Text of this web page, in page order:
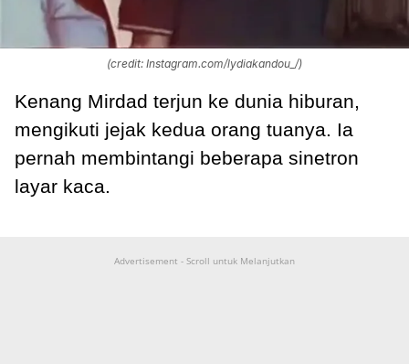
(credit: Instagram.com/lydiakandou_/)
Kenang Mirdad terjun ke dunia hiburan,
mengikuti jejak kedua orang tuanya. Ia
pernah membintangi beberapa sinetron
layar kaca.
Advertisement - Scroll untuk Melanjutkan